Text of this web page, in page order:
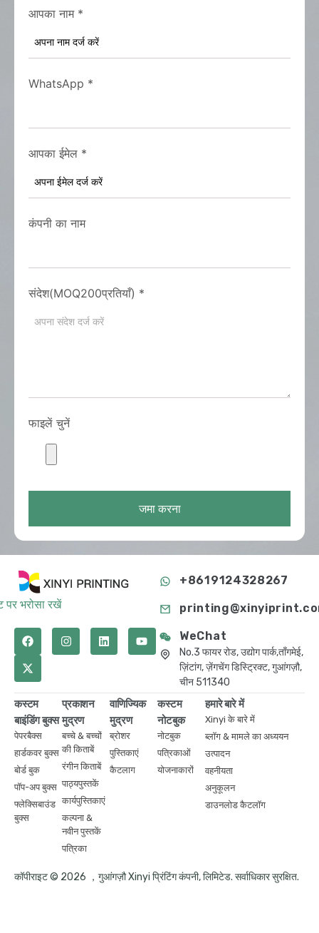
आपका नाम *
WhatsApp *
आपका ईमेल *
कंपनी का नाम
संदेश(MOQ200प्रतियाँ) *
फाइलें चुनें
जमा करना
पर भरोसा रखें
+8619124328267
WeChat
No.3 फायर रोड, उद्योग पार्क,ताँगमेई,
ज़िंटांग, ज़ेंगचेंग डिस्ट्रिक्ट, गुआंगज़ौ,
चीन 511340
कस्टम
बाइंडिंग बुक्स
पेपरबैक्स
हार्डकवर बुक्स
बोर्ड बुक
पॉप-अप बुक्स
फ्लेक्सिबाउंड
बुक्स
प्रकाशन
मुद्रण
बच्चे & बच्चों
की किताबें
रंगीन किताबें
पाठ्यपुस्तकें
कार्यपुस्तिकाएं
कल्पना &
नवीन पुस्तकें
पत्रिका
वाणिज्यिक
मुद्रण
ब्रोशर
पुस्तिकाएं
कैटलाग
कस्टम
नोटबुक
नोटबुक
पत्रिकाओं
योजनाकारों
हमारे बारे में
Xinyi के बारे में
ब्लॉग & मामले का अध्ययन
उत्पादन
वहनीयता
अनुकूलन
डाउनलोड कैटलॉग
कॉपीराइट © 2026 ，गुआंगज़ौ Xinyi प्रिंटिंग कंपनी, लिमिटेड. सर्वाधिकार सुरक्षित.